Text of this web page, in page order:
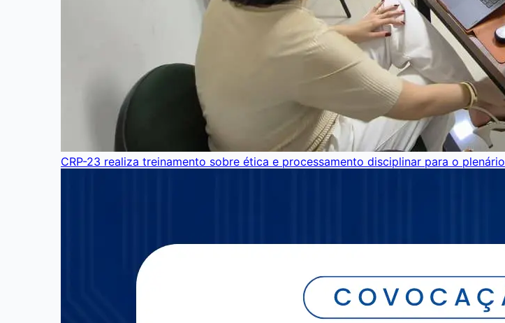
CRP-23 realiza treinamento sobre ética e processamento disciplinar para o plenário